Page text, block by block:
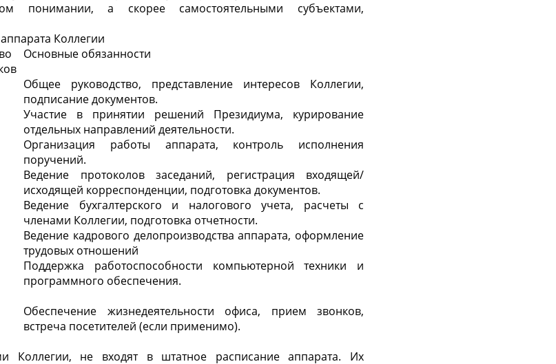
понимании, а скорее самостоятельными субъектами,
Коллегии
Основные обязанности
Общее руководство, представление интересов Коллегии,
подписание документов.
Участие в принятии решений Президиума, курирование
отдельных направлений деятельности.
Организация работы аппарата, контроль исполнения
поручений.
Ведение протоколов заседаний, регистрация входящей/
исходящей корреспонденции, подготовка документов.
Ведение бухгалтерского и налогового учета, расчеты с
членами Коллегии, подготовка отчетности.
Ведение кадрового делопроизводства аппарата, оформление
трудовых отношений
Поддержка работоспособности компьютерной техники и
программного обеспечения.
Обеспечение жизнедеятельности офиса, прием звонков,
встреча посетителей (если применимо).
Коллегии, не входят в штатное расписание аппарата. Их